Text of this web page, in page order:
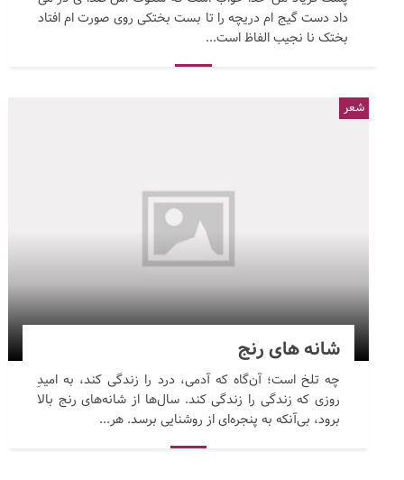
داد دست گیج ام دریچه را تا بست بختکی روی صورت ام افتاد
بختک نا نجیب الفاظ است...
شانه های رنج
چه تلخ است؛ آن‌گاه که آدمی، درد را زندگی کند، به امیدِ
روزی که زندگی را زندگی کند. سال‌ها از شانه‌های رنج بالا
برود، بی‌آنکه به پنجره‌ای از روشنایی برسد. هر...
شعر